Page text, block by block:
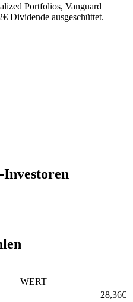
Portfolios, Vanguard
€ Dividende ausgeschüttet.
WERT
28,36€